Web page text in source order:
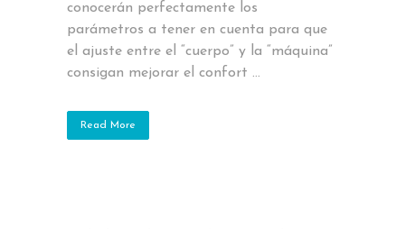
conocerán perfectamente los
parámetros a tener en cuenta para que
el ajuste entre el “cuerpo” y la “máquina”
consigan mejorar el confort ...
Read More